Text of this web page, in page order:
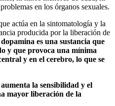
en los órganos sexuales.
actúa en la sintomatología y la
producida por la liberación de
es una sustancia que
y que provoca una mínima
y en el cerebro, lo que se
la sensibilidad y el
mayor liberación de la